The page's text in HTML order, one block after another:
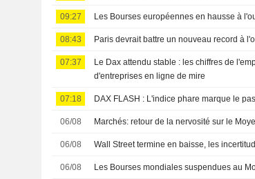
09:27 Les Bourses européennes en hausse à
08:43 Paris devrait battre un nouveau record à
07:37
Le Dax attendu stable : les chiffres de
d'entreprises en ligne de mire
07:18 DAX FLASH : L'indice phare marque le
06/08 Marchés: retour de la nervosité sur le
06/08 Wall Street termine en baisse, les
06/08 Les Bourses mondiales suspendues au